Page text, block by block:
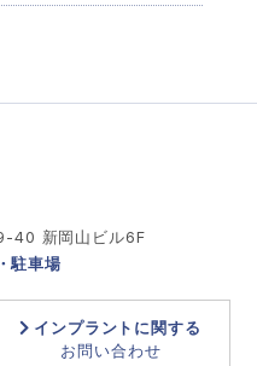
40 新岡山ビル6F
駐車場
インプラントに関する
お問い合わせ